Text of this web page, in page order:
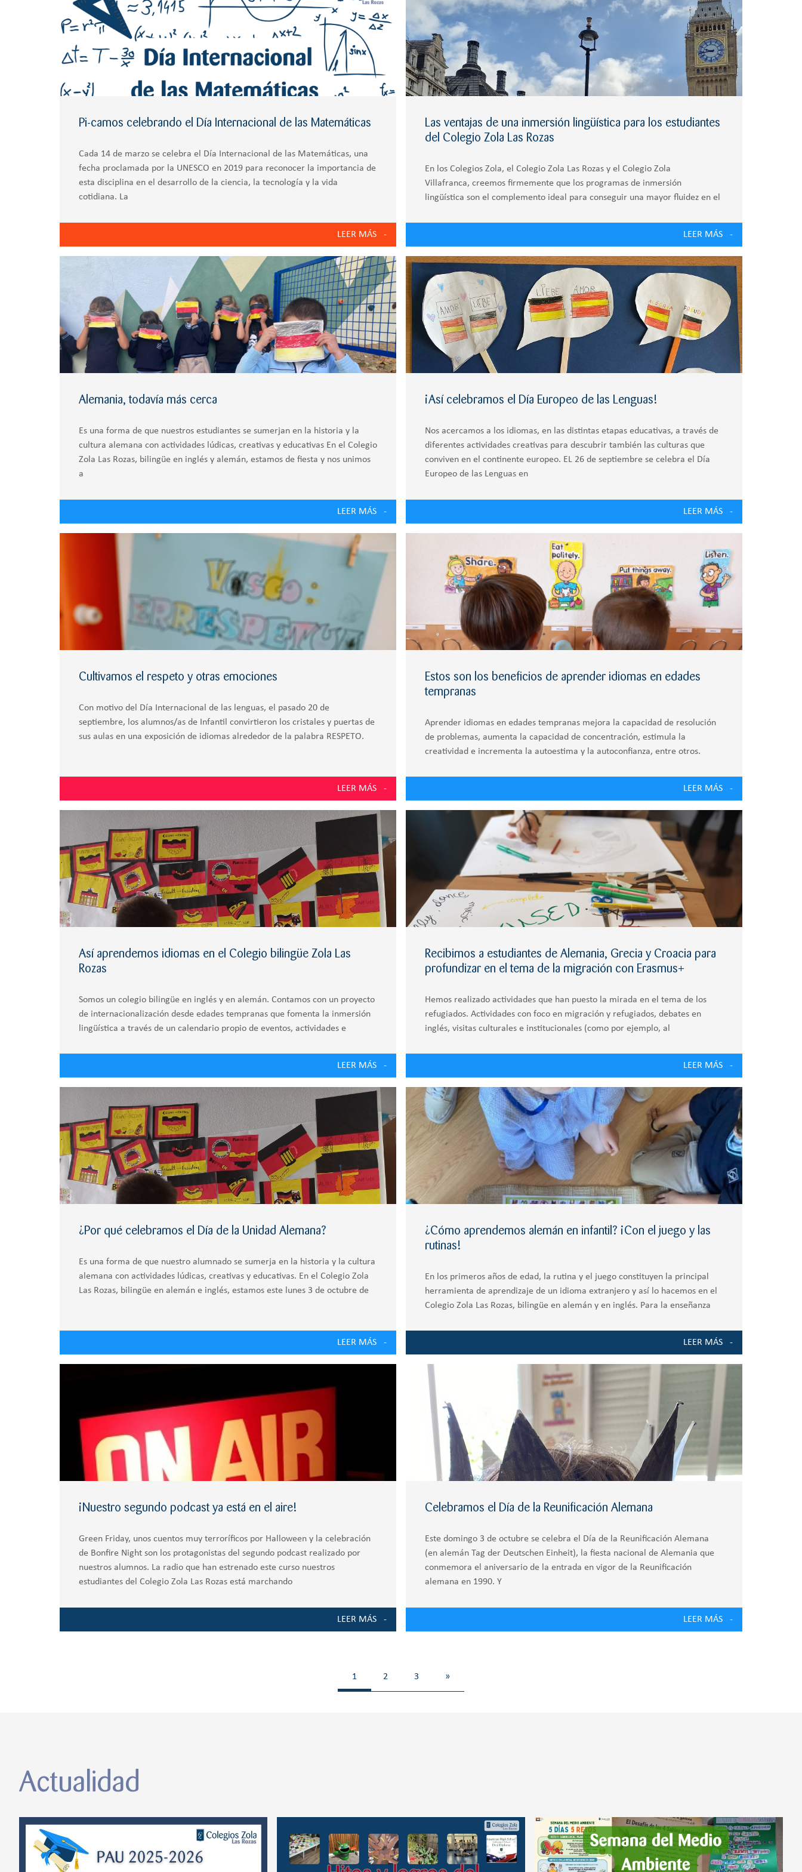
Pi-camos celebrando el Día Internacional de las Matemáticas
Cada 14 de marzo se celebra el Día Internacional de las Matemáticas, una
fecha proclamada por la UNESCO en 2019 para reconocer la importancia de
esta disciplina en el desarrollo de la ciencia, la tecnología y la vida
cotidiana. La
LEER MÁS
Las ventajas de una inmersión lingüística para los estudiantes
del Colegio Zola Las Rozas
En los Colegios Zola, el Colegio Zola Las Rozas y el Colegio Zola
Villafranca, creemos firmemente que los programas de inmersión
lingüística son el complemento ideal para conseguir una mayor fluidez en el
LEER MÁS
Alemania, todavía más cerca
Es una forma de que nuestros estudiantes se sumerjan en la historia y la
cultura alemana con actividades lúdicas, creativas y educativas En el Colegio
Zola Las Rozas, bilingüe en inglés y alemán, estamos de fiesta y nos unimos
a
LEER MÁS
¡Así celebramos el Día Europeo de las Lenguas!
Nos acercamos a los idiomas, en las distintas etapas educativas, a través de
diferentes actividades creativas para descubrir también las culturas que
conviven en el continente europeo. EL 26 de septiembre se celebra el Día
Europeo de las Lenguas en
LEER MÁS
Cultivamos el respeto y otras emociones
Con motivo del Día Internacional de las lenguas, el pasado 20 de
septiembre, los alumnos/as de Infantil convirtieron los cristales y puertas de
sus aulas en una exposición de idiomas alrededor de la palabra RESPETO.
LEER MÁS
Estos son los beneficios de aprender idiomas en edades
tempranas
Aprender idiomas en edades tempranas mejora la capacidad de resolución
de problemas, aumenta la capacidad de concentración, estimula la
creatividad e incrementa la autoestima y la autoconfianza, entre otros.
LEER MÁS
Así aprendemos idiomas en el Colegio bilingüe Zola Las
Rozas
Somos un colegio bilingüe en inglés y en alemán. Contamos con un proyecto
de internacionalización desde edades tempranas que fomenta la inmersión
lingüística a través de un calendario propio de eventos, actividades e
LEER MÁS
Recibimos a estudiantes de Alemania, Grecia y Croacia para
profundizar en el tema de la migración con Erasmus+
Hemos realizado actividades que han puesto la mirada en el tema de los
refugiados. Actividades con foco en migración y refugiados, debates en
inglés, visitas culturales e institucionales (como por ejemplo, al
LEER MÁS
¿Por qué celebramos el Día de la Unidad Alemana?
Es una forma de que nuestro alumnado se sumerja en la historia y la cultura
alemana con actividades lúdicas, creativas y educativas. En el Colegio Zola
Las Rozas, bilingüe en alemán e inglés, estamos este lunes 3 de octubre de
LEER MÁS
¿Cómo aprendemos alemán en infantil? ¡Con el juego y las
rutinas!
En los primeros años de edad, la rutina y el juego constituyen la principal
herramienta de aprendizaje de un idioma extranjero y así lo hacemos en el
Colegio Zola Las Rozas, bilingüe en alemán y en inglés. Para la enseñanza
LEER MÁS
¡Nuestro segundo podcast ya está en el aire!
Green Friday, unos cuentos muy terroríficos por Halloween y la celebración
de Bonfire Night son los protagonistas del segundo podcast realizado por
nuestros alumnos. La radio que han estrenado este curso nuestros
estudiantes del Colegio Zola Las Rozas está marchando
LEER MÁS
Celebramos el Día de la Reunificación Alemana
Este domingo 3 de octubre se celebra el Día de la Reunificación Alemana
(en alemán Tag der Deutschen Einheit), la fiesta nacional de Alemania que
conmemora el aniversario de la entrada en vigor de la Reunificación
alemana en 1990. Y
LEER MÁS
1 2 3 »
Actualidad